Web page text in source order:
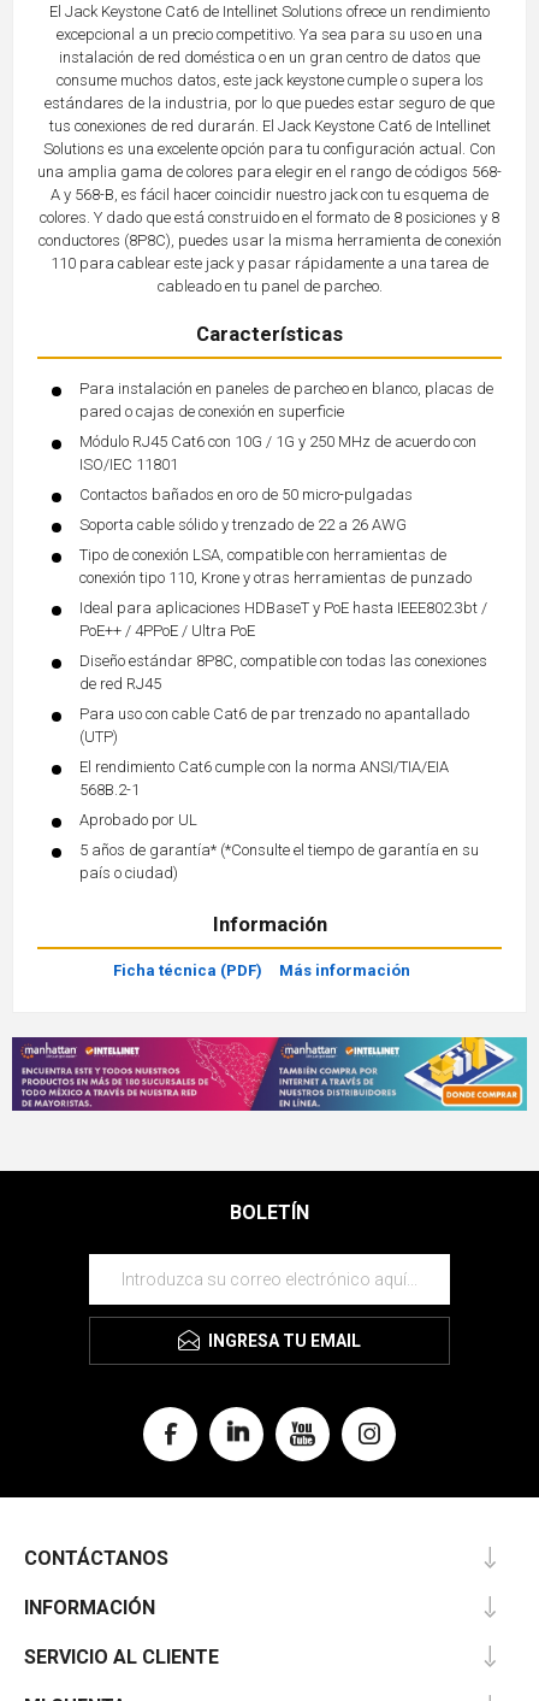
El Jack Keystone Cat6 de Intellinet Solutions ofrece un rendimiento
excepcional a un precio competitivo. Ya sea para su uso en una
instalación de red doméstica o en un gran centro de datos que
consume muchos datos, este jack keystone cumple o supera los
estándares de la industria, por lo que puedes estar seguro de que
tus conexiones de red durarán. El Jack Keystone Cat6 de Intellinet
Solutions es una excelente opción para tu configuración actual. Con
una amplia gama de colores para elegir en el rango de códigos 568-
A y 568-B, es fácil hacer coincidir nuestro jack con tu esquema de
colores. Y dado que está construido en el formato de 8 posiciones y 8
conductores (8P8C), puedes usar la misma herramienta de conexión
110 para cablear este jack y pasar rápidamente a una tarea de
cableado en tu panel de parcheo.
Características
Para instalación en paneles de parcheo en blanco, placas de
pared o cajas de conexión en superficie
Módulo RJ45 Cat6 con 10G / 1G y 250 MHz de acuerdo con
ISO/IEC 11801
Contactos bañados en oro de 50 micro-pulgadas
Soporta cable sólido y trenzado de 22 a 26 AWG
Tipo de conexión LSA, compatible con herramientas de
conexión tipo 110, Krone y otras herramientas de punzado
Ideal para aplicaciones HDBaseT y PoE hasta IEEE802.3bt /
PoE++ / 4PPoE / Ultra PoE
Diseño estándar 8P8C, compatible con todas las conexiones
de red RJ45
Para uso con cable Cat6 de par trenzado no apantallado
(UTP)
El rendimiento Cat6 cumple con la norma ANSI/TIA/EIA
568B.2-1
Aprobado por UL
5 años de garantía* (*Consulte el tiempo de garantía en su
país o ciudad)
Información
Ficha técnica (PDF) Más información
BOLETÍN
INGRESA TU EMAIL
CONTÁCTANOS
INFORMACIÓN
SERVICIO AL CLIENTE